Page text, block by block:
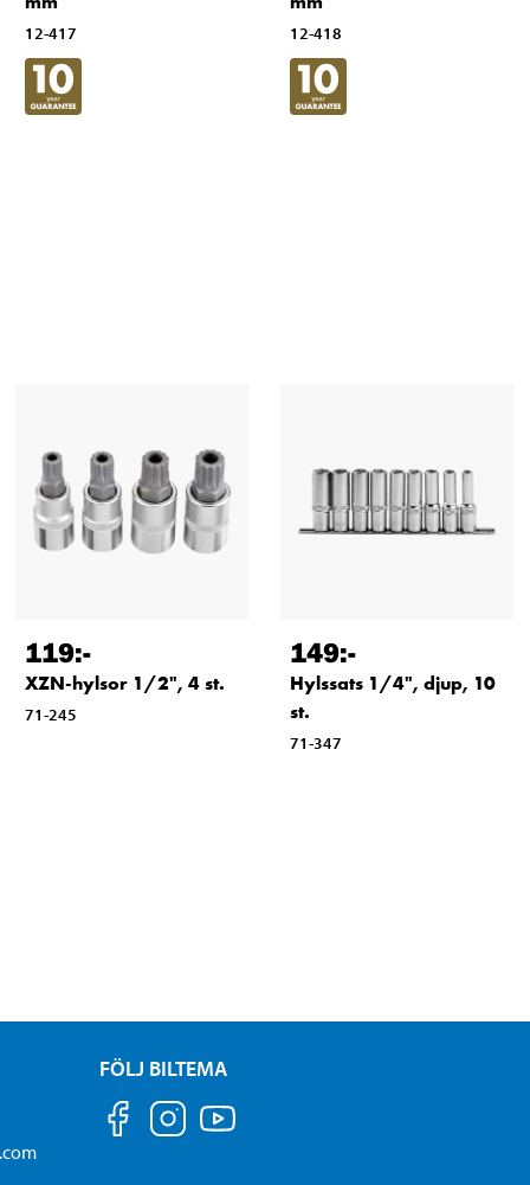
12-417 12-418
119:-
XZN-hylsor 1/2", 4 st.
71-245
149:-
Hylssats 1/4", djup, 10
st.
71-347
FÖLJ BILTEMA